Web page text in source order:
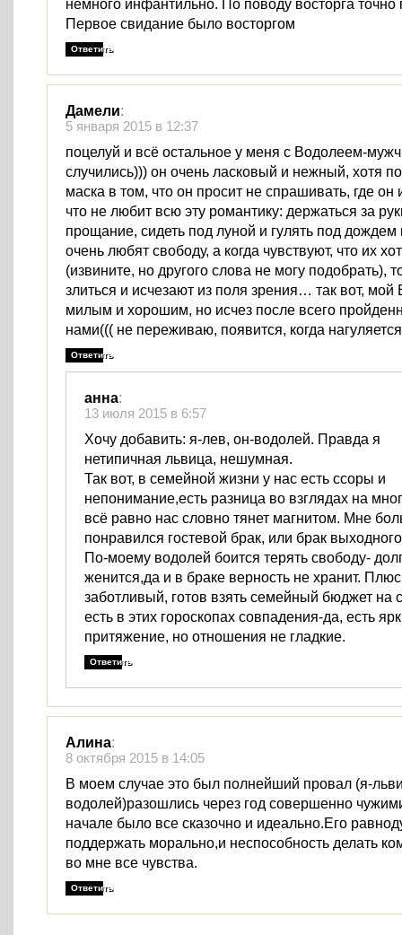
немного инфантильно. По поводу восторга точно
Первое свидание было восторгом
Ответить
Дамели:
5 января 2015 в 12:37
поцелуй и всё остальное у меня с Водолеем-
случились))) он очень ласковый и нежный, хотя
маска в том, что он просит не спрашивать, где
что не любит всю эту романтику: держаться за
прощание, сидеть под луной и гулять под дождем
очень любят свободу, а когда чувствуют, что их
(извините, но другого слова не могу подобрать),
злиться и исчезают из поля зрения… так вот, мой
милым и хорошим, но исчез после всего
нами((( не переживаю, появится, когда
Ответить
анна:
13 июля 2015 в 6:57
Хочу добавить: я-лев, он-водолей. Правда я
нетипичная львица, нешумная.
Так вот, в семейной жизни у нас есть ссоры и
непонимание,есть разница во взглядах на
всё равно нас словно тянет магнитом. Мне
понравился гостевой брак, или брак
По-моему водолей боится терять свободу-
женится,да и в браке верность не хранит.
заботливый, готов взять семейный бюджет на
есть в этих гороскопах совпадения-да, есть
притяжение, но отношения не гладкие.
Ответить
Алина:
8 октября 2015 в 14:05
В моем случае это был полнейший провал (я-
водолей)разошлись через год совершенно
начале было все сказочно и идеально.Его
поддержать морально,и неспособность делать
во мне все чувства.
Ответить